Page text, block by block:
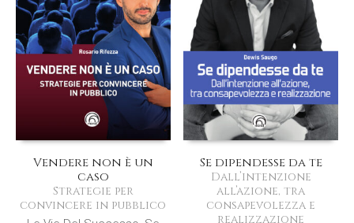
Vendere non è un
caso
Strategie per
convincere in pubblico
Se dipendesse da te
Dall’intenzione
all’azione, tra
consapevolezza e
realizzazione